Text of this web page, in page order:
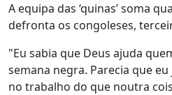
A equipa das ‘quinas’ soma
defronta os congoleses,
"Eu sabia que Deus ajuda
semana negra. Parecia que
no trabalho do que noutra